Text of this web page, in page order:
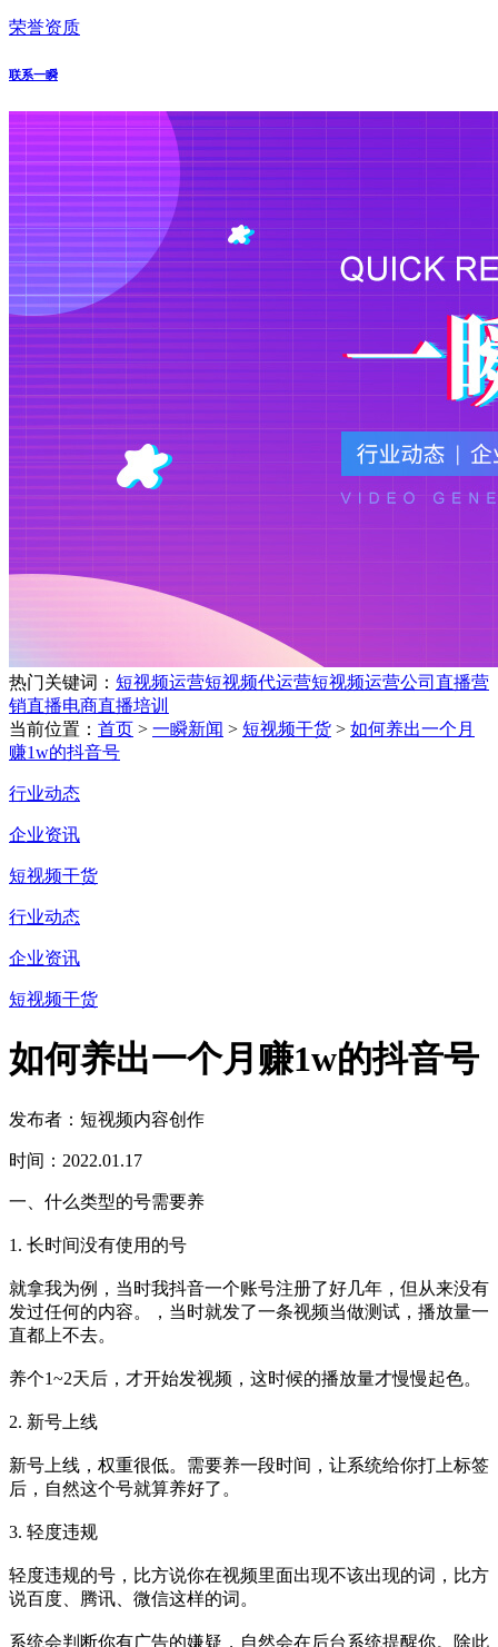
荣誉资质
联系一瞬
热门关键词： 短视频运营短视频代运营短视频运营公司 直播营
销直播电商直播培训
当前位置： 首页 > 一瞬新闻 > 短视频干货 > 如何养出一个月
赚1w的抖音号
行业动态
企业资讯
短视频干货
行业动态
企业资讯
短视频干货
如何养出一个月赚1w的抖音号
发布者：短视频内容创作
时间：2022.01.17
一、什么类型的号需要养
1. 长时间没有使用的号
就拿我为例，当时我抖音一个账号注册了好几年，但从来没有
发过任何的内容。，当时就发了一条视频当做测试，播放量一
直都上不去。
养个1~2天后，才开始发视频，这时候的播放量才慢慢起色。
2. 新号上线
新号上线，权重很低。需要养一段时间，让系统给你打上标签
后，自然这个号就算养好了。
3. 轻度违规
轻度违规的号，比方说你在视频里面出现不该出现的词，比方
说百度、腾讯、微信这样的词。
系统会判断你有广告的嫌疑，自然会在后台系统提醒你。除此